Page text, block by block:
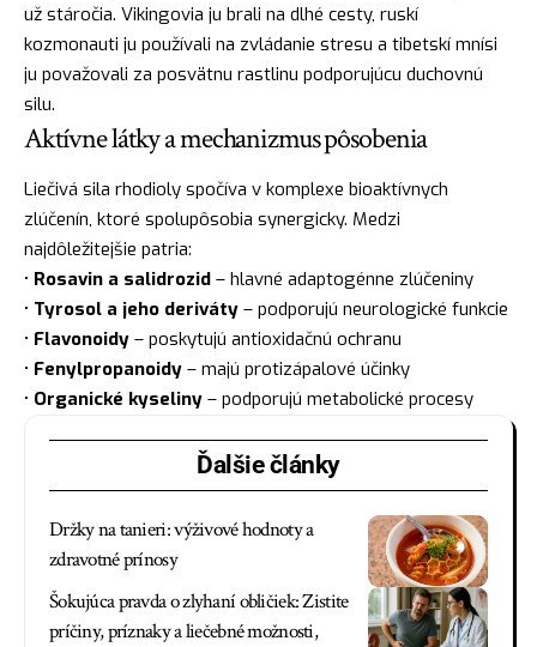
už stáročia. Vikingovia ju brali na dlhé cesty, ruskí
kozmonauti ju používali na zvládanie stresu a tibetskí mnísi
ju považovali za posvätnu rastlinu podporujúcu duchovnú
silu.
Aktívne látky a mechanizmus pôsobenia
Liečivá sila rhodioly spočíva v komplexe bioaktívnych
zlúčenín, ktoré spolupôsobia synergicky. Medzi
najdôležitejšie patria:
• Rosavin a salidrozid – hlavné adaptogénne zlúčeniny
• Tyrosol a jeho deriváty – podporujú neurologické funkcie
• Flavonoidy – poskytujú antioxidačnú ochranu
• Fenylpropanoidy – majú protizápalové účinky
• Organické kyseliny – podporujú metabolické procesy
Ďalšie články
Držky na tanieri: výživové hodnoty a
zdravotné prínosy
Šokujúca pravda o zlyhaní obličiek: Zistite
príčiny, príznaky a liečebné možnosti,